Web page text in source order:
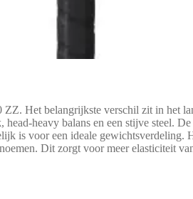
Het belangrijkste verschil zit in het
heavy balans en een stijve steel.
is voor een ideale
Dit zorgt voor meer elasticiteit